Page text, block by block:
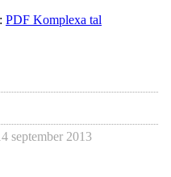
PDF Komplexa tal
september 2013